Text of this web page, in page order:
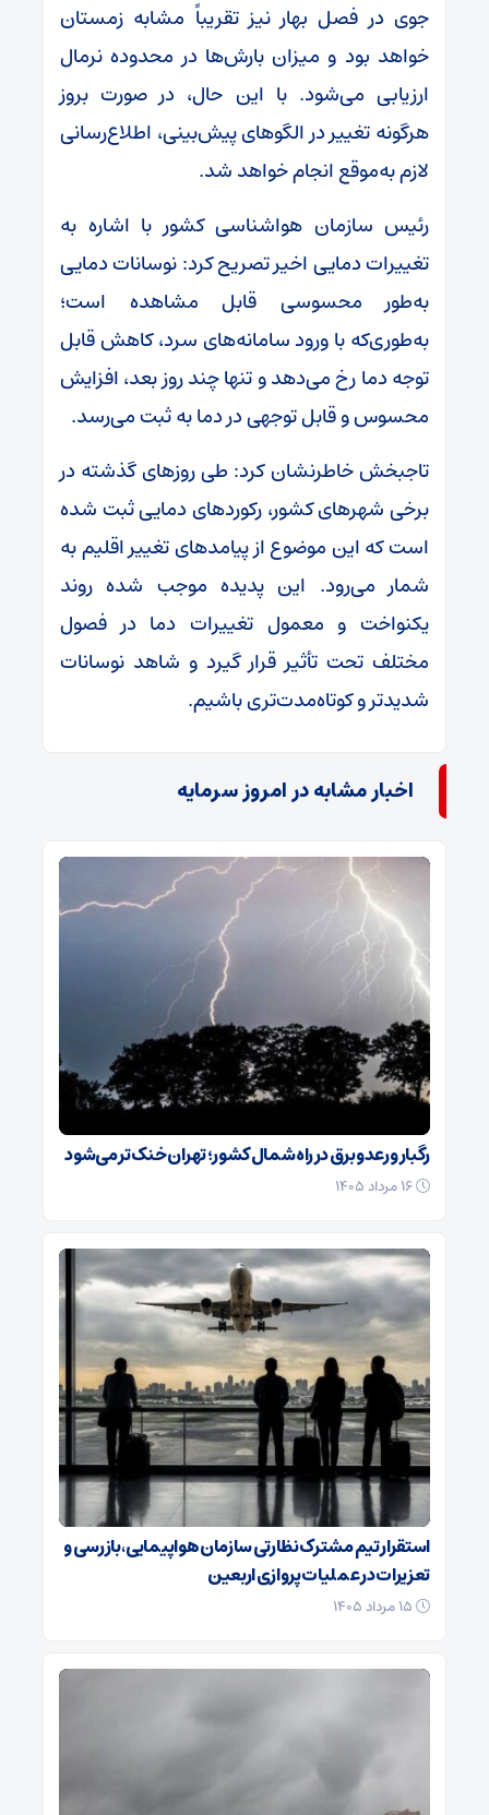
جوی در فصل بهار نیز تقریباً مشابه زمستان
خواهد بود و میزان بارش‌ها در محدوده نرمال
ارزیابی می‌شود. با این حال، در صورت بروز
هرگونه تغییر در الگوهای پیش‌بینی، اطلاع‌رسانی
لازم به‌موقع انجام خواهد شد.
رئیس سازمان هواشناسی کشور با اشاره به
تغییرات دمایی اخیر تصریح کرد: نوسانات دمایی
به‌طور محسوسی قابل مشاهده است؛
به‌طوری‌که با ورود سامانه‌های سرد، کاهش قابل
توجه دما رخ می‌دهد و تنها چند روز بعد، افزایش
محسوس و قابل توجهی در دما به ثبت می‌رسد.
تاجبخش خاطرنشان کرد: طی روزهای گذشته در
برخی شهرهای کشور، رکوردهای دمایی ثبت شده
است که این موضوع از پیامدهای تغییر اقلیم به
شمار می‌رود. این پدیده موجب شده روند
یکنواخت و معمول تغییرات دما در فصول
مختلف تحت تأثیر قرار گیرد و شاهد نوسانات
شدیدتر و کوتاه‌مدت‌تری باشیم.
اخبار مشابه در امروز سرمایه
رگبار و رعدوبرق در راه شمال کشور؛ تهران خنک‌تر می‌شود
استقرار تیم مشترک نظارتی سازمان هواپیمایی، بازرسی و
تعزیرات در عملیات پروازی اربعین